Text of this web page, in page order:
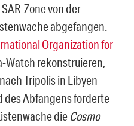
Zone von der
abgefangen.
Organization for
Watch rekonstruieren,
Tripolis in Libyen
des Abfangens forderte
die Cosmo